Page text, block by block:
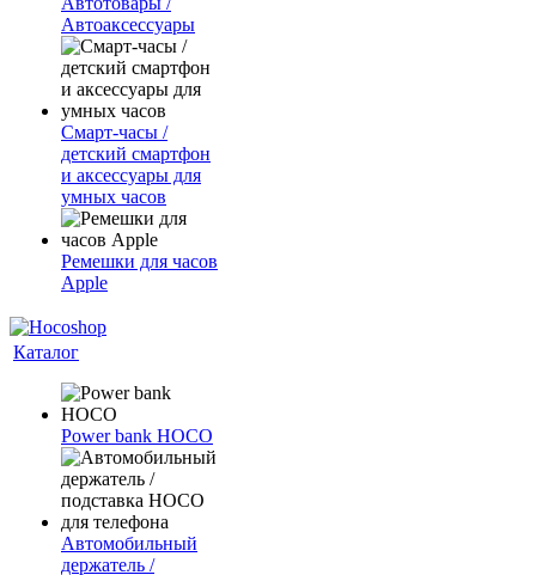
Автоаксессуары
Смарт-часы /
детский смартфон
и аксессуары для
умных часов
Ремешки для часов
Apple
Каталог
Power bank HOCO
Автомобильный
держатель /